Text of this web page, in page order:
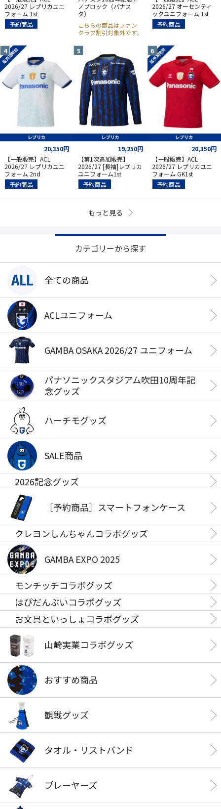
2026/27 レプリカユニ
フォーム 1st
予約商品
ノブロック（パナス
タ）
こちらの商品はファン
クラブ割引対象外です。
2026/27 オーセンティ
ックユニフォーム 1st
予約商品
販売期間前
20,350円
【一般販売】ACL
2026/27 レプリカユニ
フォーム 2nd
予約商品
19,250円
【第1次追加販売】
2026/27 [長袖]レプリカ
ユニフォーム1st
予約商品
販売期間前
20,350円
【一般販売】ACL
2026/27 レプリカユニ
フォーム GK1st
予約商品
もっと見る
カテゴリーから探す
全ての商品
ACLユニフォーム
GAMBA OSAKA 2026/27 ユニフォーム
パナソニックスタジアム吹田10周年記
念グッズ
ハーチモグッズ
SALE商品
2026記念グッズ
［予約商品］スマートフォンケース
クレヨンしんちゃんコラボグッズ
GAMBA EXPO 2025
モンチッチコラボグッズ
はぴだんぶいコラボグッズ
お文具といっしょコラボグッズ
山崎実業コラボグッズ
おすすめ商品
観戦グッズ
タオル・リストバンド
プレーヤーズ